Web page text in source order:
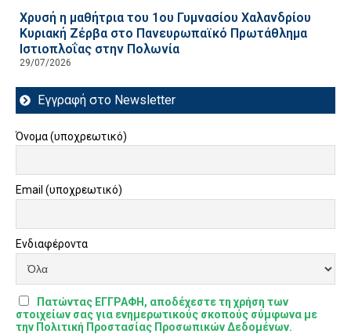
Χρυσή η μαθήτρια του 1ου Γυμνασίου Χαλανδρίου
Κυριακή Ζέρβα στο Πανευρωπαϊκό Πρωτάθλημα
Ιστιοπλοΐας στην Πολωνία
29/07/2026
Εγγραφή στο Newsletter
Όνομα (υποχρεωτικό)
Email (υποχρεωτικό)
Ενδιαφέροντα
Πατώντας ΕΓΓΡΑΦΗ, αποδέχεστε τη χρήση των
στοιχείων σας για ενημερωτικούς σκοπούς σύμφωνα με
την Πολιτική Προστασίας Προσωπικών Δεδομένων.